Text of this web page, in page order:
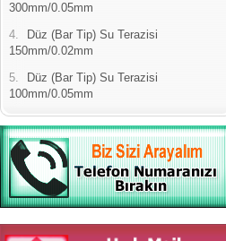
300mm/0.05mm
4.
Düz (Bar Tip) Su Terazisi
150mm/0.02mm
5.
Düz (Bar Tip) Su Terazisi
100mm/0.05mm